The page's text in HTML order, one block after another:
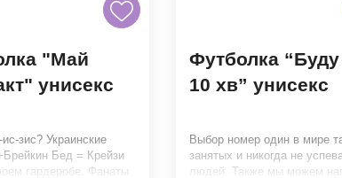
"Май
унисекс
зис? Украинские
Бед = Крейзи
гардеробе. Фанаты
Футболка “Буду
10 хв” унисекс
Выбор номер один в мире
занятых и никогда не
людей. Также мы можем